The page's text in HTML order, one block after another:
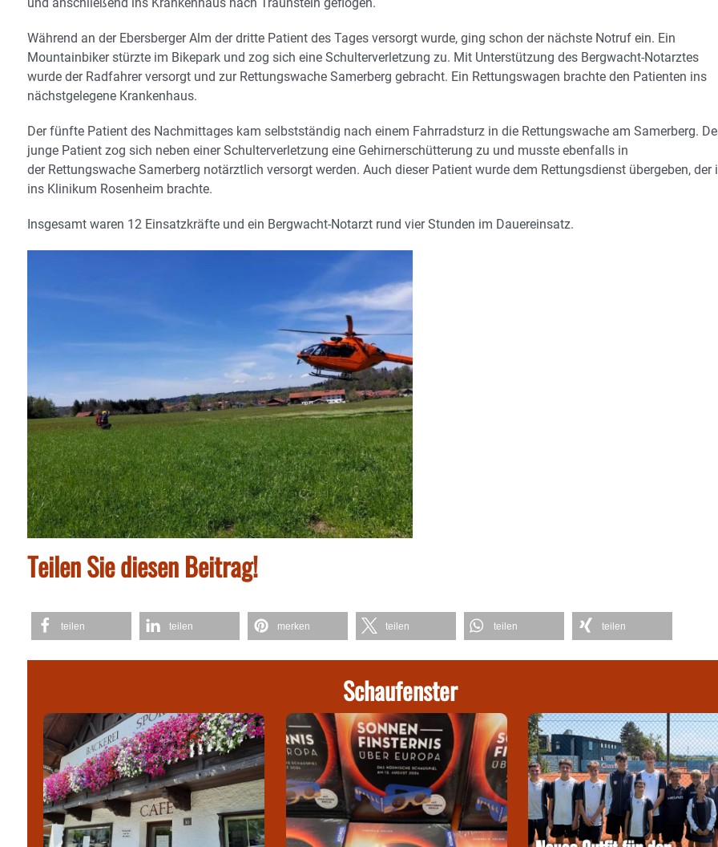
Während an der Ebersberger Alm der dritte Patient des Tages versorgt wurde, ging schon der nächste Notruf ein. Ein
Mountainbiker stürzte im Bikepark und zog sich eine Schulterverletzung zu. Mit Unterstützung des Bergwacht-Notarztes
wurde der Radfahrer versorgt und zur Rettungswache Samerberg gebracht. Ein Rettungswagen brachte den Patienten ins
nächstgelegene Krankenhaus.
Der fünfte Patient des Nachmittages kam selbstständig nach einem Fahrradsturz in die Rettungswache am Samerberg.
junge Patient zog sich neben einer Schulterverletzung eine Gehirnerschütterung zu und musste ebenfalls in
der Rettungswache Samerberg notärztlich versorgt werden. Auch dieser Patient wurde dem Rettungsdienst übergeben, der
ins Klinikum Rosenheim brachte.
Insgesamt waren 12 Einsatzkräfte und ein Bergwacht-Notarzt rund vier Stunden im Dauereinsatz.
Teilen Sie diesen Beitrag!
teilen teilen merken teilen teilen teilen
Schaufenster